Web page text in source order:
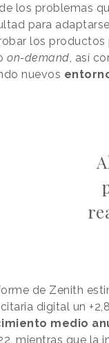
los problemas
para
los productos
on-demand , así
nuevos
de Zenith
digital un
medio
mientras que la